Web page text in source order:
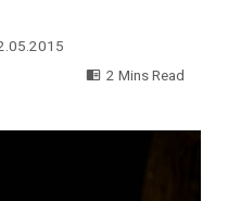
2 Mins Read